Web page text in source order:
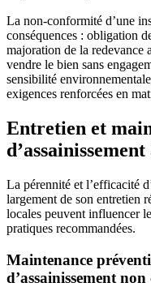
La non-conformité d’une
conséquences : obligation
majoration de la redevance
vendre le bien sans
sensibilité
exigences renforcées en
Entretien et
La pérennité et l’efficacité
largement de son entretien
locales peuvent influencer
pratiques recommandées.
Maintenance
d’assainissement